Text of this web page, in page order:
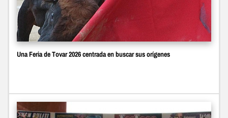
Una Feria de Tovar 2026 centrada en buscar sus orígenes